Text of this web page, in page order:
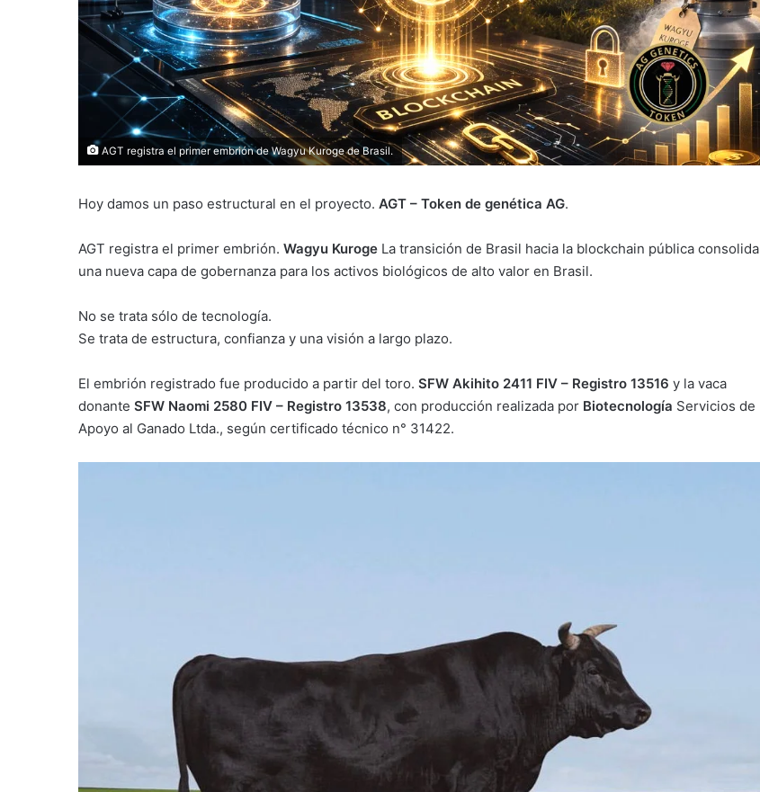
AGT registra el primer embrión de Wagyu Kuroge de Brasil.
Hoy damos un paso estructural en el proyecto. AGT – Token de genética AG.
AGT registra el primer embrión. Wagyu Kuroge La transición de Brasil hacia la blockchain pública consolida
una nueva capa de gobernanza para los activos biológicos de alto valor en Brasil.
No se trata sólo de tecnología.
Se trata de estructura, confianza y una visión a largo plazo.
El embrión registrado fue producido a partir del toro. SFW Akihito 2411 FIV – Registro 13516 y la vaca
donante SFW Naomi 2580 FIV – Registro 13538, con producción realizada por Biotecnología Servicios de
Apoyo al Ganado Ltda., según certificado técnico n° 31422.